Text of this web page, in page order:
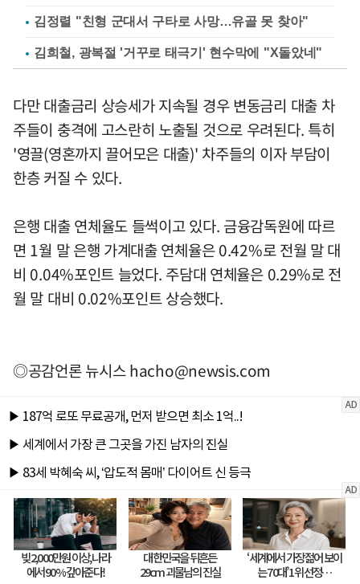
김정렬 "친형 군대서 구타로 사망…유골 못 찾아"
김희철, 광복절 '거꾸로 태극기' 현수막에 "X돌았네"
다만 대출금리 상승세가 지속될 경우 변동금리 대출 차
주들이 충격에 고스란히 노출될 것으로 우려된다. 특히
'영끌(영혼까지 끌어모은 대출)' 차주들의 이자 부담이
한층 커질 수 있다.
은행 대출 연체율도 들썩이고 있다. 금융감독원에 따르
면 1월 말 은행 가계대출 연체율은 0.42%로 전월 말 대
비 0.04%포인트 늘었다. 주담대 연체율은 0.29%로 전
월 말 대비 0.02%포인트 상승했다.
◎공감언론 뉴시스hacho@newsis.com